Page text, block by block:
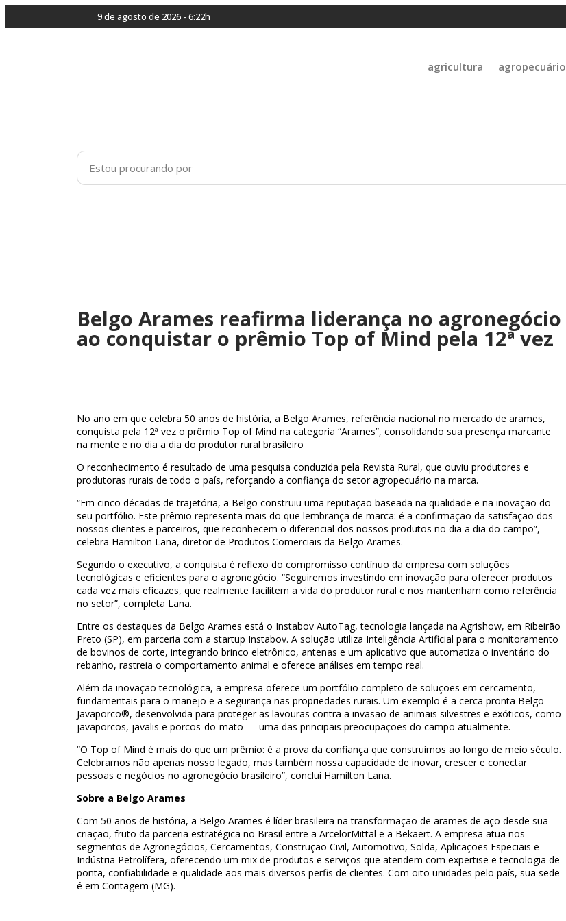
9 de agosto de 2026 - 6:22h
agricultura agropecuário
Belgo Arames reafirma liderança no agronegócio
ao conquistar o prêmio Top of Mind pela 12ª vez
No ano em que celebra 50 anos de história, a Belgo Arames, referência nacional no mercado de arames,
conquista pela 12ª vez o prêmio Top of Mind na categoria “Arames”, consolidando sua presença marcante
na mente e no dia a dia do produtor rural brasileiro
O reconhecimento é resultado de uma pesquisa conduzida pela Revista Rural, que ouviu produtores e
produtoras rurais de todo o país, reforçando a confiança do setor agropecuário na marca.
“Em cinco décadas de trajetória, a Belgo construiu uma reputação baseada na qualidade e na inovação do
seu portfólio. Este prêmio representa mais do que lembrança de marca: é a confirmação da satisfação dos
nossos clientes e parceiros, que reconhecem o diferencial dos nossos produtos no dia a dia do campo”,
celebra Hamilton Lana, diretor de Produtos Comerciais da Belgo Arames.
Segundo o executivo, a conquista é reflexo do compromisso contínuo da empresa com soluções
tecnológicas e eficientes para o agronegócio. “Seguiremos investindo em inovação para oferecer produtos
cada vez mais eficazes, que realmente facilitem a vida do produtor rural e nos mantenham como referência
no setor”, completa Lana.
Entre os destaques da Belgo Arames está o Instabov AutoTag, tecnologia lançada na Agrishow, em Ribeirão
Preto (SP), em parceria com a startup Instabov. A solução utiliza Inteligência Artificial para o monitoramento
de bovinos de corte, integrando brinco eletrônico, antenas e um aplicativo que automatiza o inventário do
rebanho, rastreia o comportamento animal e oferece análises em tempo real.
Além da inovação tecnológica, a empresa oferece um portfólio completo de soluções em cercamento,
fundamentais para o manejo e a segurança nas propriedades rurais. Um exemplo é a cerca pronta Belgo
Javaporco®, desenvolvida para proteger as lavouras contra a invasão de animais silvestres e exóticos, como
javaporcos, javalis e porcos-do-mato — uma das principais preocupações do campo atualmente.
“O Top of Mind é mais do que um prêmio: é a prova da confiança que construímos ao longo de meio século.
Celebramos não apenas nosso legado, mas também nossa capacidade de inovar, crescer e conectar
pessoas e negócios no agronegócio brasileiro”, conclui Hamilton Lana.
Sobre a Belgo Arames
Com 50 anos de história, a Belgo Arames é líder brasileira na transformação de arames de aço desde sua
criação, fruto da parceria estratégica no Brasil entre a ArcelorMittal e a Bekaert. A empresa atua nos
segmentos de Agronegócios, Cercamentos, Construção Civil, Automotivo, Solda, Aplicações Especiais e
Indústria Petrolífera, oferecendo um mix de produtos e serviços que atendem com expertise e tecnologia de
ponta, confiabilidade e qualidade aos mais diversos perfis de clientes. Com oito unidades pelo país, sua sede
é em Contagem (MG).